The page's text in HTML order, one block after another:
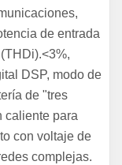
de entrada
DSP, modo de
de "tres
caliente para
con voltaje de
complejas.